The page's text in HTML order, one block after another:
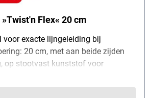
Flex« 20 cm
voor exacte lijngeleiding bij
20 cm, met aan beide zijden
op stootvast kunststof voor
is willekeurig, inhoud per pak: 1